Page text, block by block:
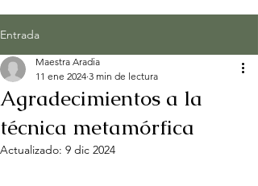
Entrada
Agradecimientos a la
técnica metamórfica
Maestra Aradia
11 ene 2024 3 min de lectura
Actualizado: 9 dic 2024